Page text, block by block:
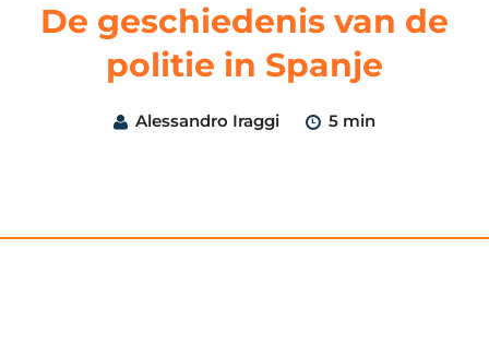
De geschiedenis van de
politie in Spanje
Alessandro Iraggi 5 min